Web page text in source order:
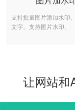
支持批量图片添加水印
文字。支持图片水印。
让网站和